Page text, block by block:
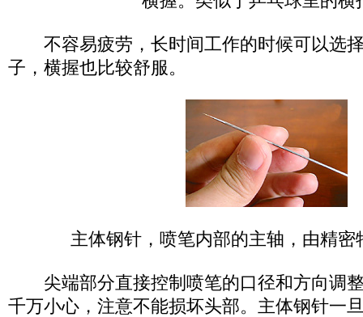
不容易疲劳，长时间工作的时候可以选
子，横握也比较舒服。
主体钢针，喷笔内部的主轴，由精密
尖端部分直接控制喷笔的口径和方向调
千万小心，注意不能损坏头部。主体钢针一